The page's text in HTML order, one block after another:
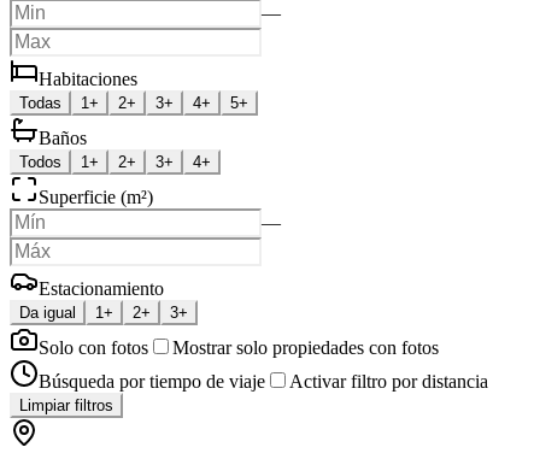
—
Habitaciones
Todas 1+ 2+ 3+ 4+ 5+
Baños
Todos 1+ 2+ 3+ 4+
Superficie (m²)
—
Estacionamiento
Da igual 1+ 2+ 3+
Solo con fotos
Mostrar solo propiedades con fotos
Búsqueda por tiempo de viaje
Activar filtro por distancia
Limpiar filtros